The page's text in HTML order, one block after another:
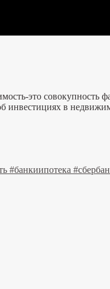
это совокупность
инвестициях в
#банкиипотека